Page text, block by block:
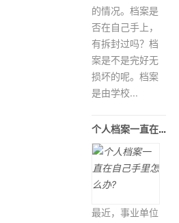
的情况。档案是
否在自己手上，
有拆封过吗？档
案是不是完好无
损坏的呢。档案
是由学校...
个人档案一直在自己手里怎么办?
最近，事业单位